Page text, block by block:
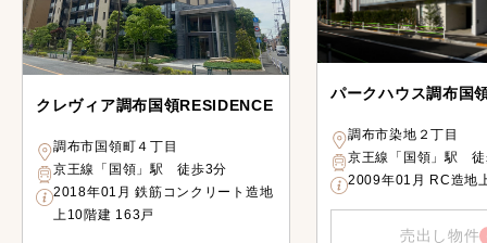
クレヴィア調布国領RESIDENCE
調布市国領町４丁目
京王線「国領」駅 徒歩3分
2018年01月 鉄筋コンクリート造地
上10階建 163戸
パークハウス調布国
調布市染地２丁目
京王線「国領」駅
2009年01月 RC造地
売出し物件